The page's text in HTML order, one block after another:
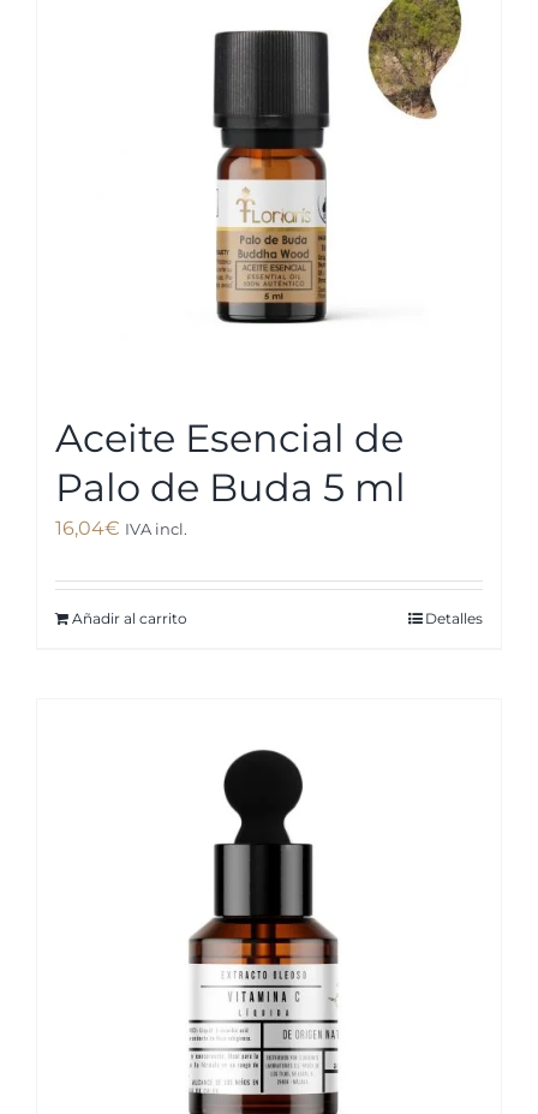
Aceite Esencial de
Palo de Buda 5 ml
16,04€ IVA incl.
Añadir al carrito Detalles